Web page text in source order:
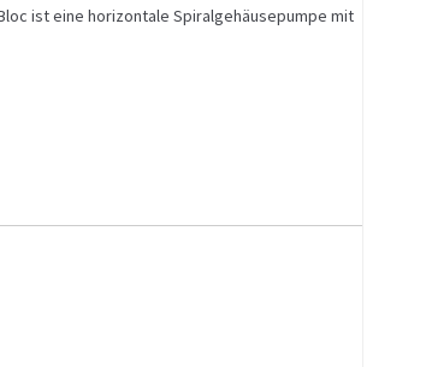
ist eine horizontale Spiralgehäusepumpe mit